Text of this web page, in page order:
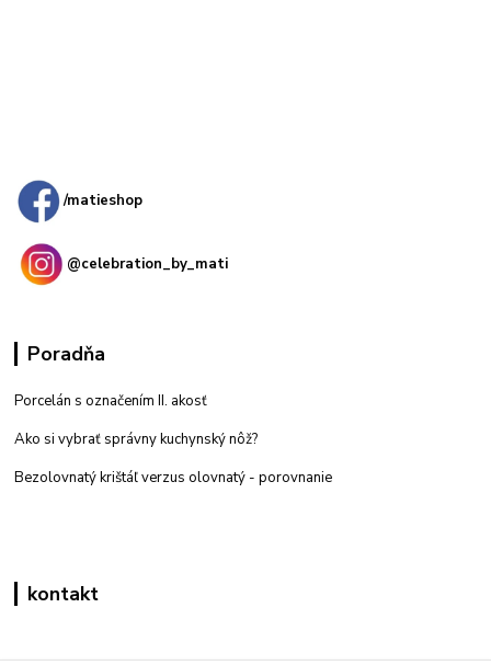
/matieshop
@celebration_by_mati
Poradňa
Porcelán s označením II. akosť
Ako si vybrať správny kuchynský nôž?
Bezolovnatý krištáľ verzus olovnatý - porovnanie
kontakt